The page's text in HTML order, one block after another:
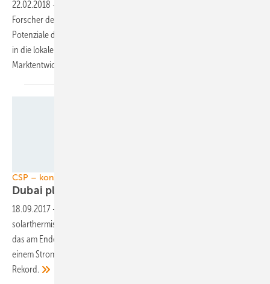
22.02.2018 -
Forscher des Fraunhofer ISE in Nordafrika und im Nahen Osten die
Potenziale der konzentrierenden Solarthermie und deren Integration
in die lokalen Energiesysteme ausgelotet. Damit soll die
Marktentwicklung angekurbelt
CSP – konzentrierte solarthermische Kraftwerke
Dubai plant riesiges
18.09.2017 -
solarthermisches Kraftwerk entstehen. Es ist Teil eines Solarprojekts,
das am Ende fünf Gigawatt leisten soll. Zudem erreicht das Projekt mit
einem Strompreis von 7,3 Cent pro Kilowattstunde einen neuen
Rekord.